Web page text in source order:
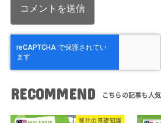
RECOMMEND
移住の基礎知識